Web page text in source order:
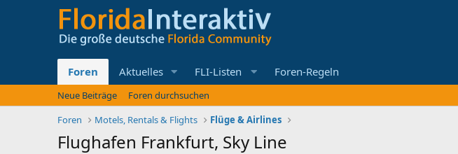
Foren Aktuelles FLI-Listen Foren-Regeln
Neue Beiträge
Foren durchsuchen
Foren
Motels, Rentals & Flights Flüge & Airlines
Flughafen Frankfurt, Sky Line